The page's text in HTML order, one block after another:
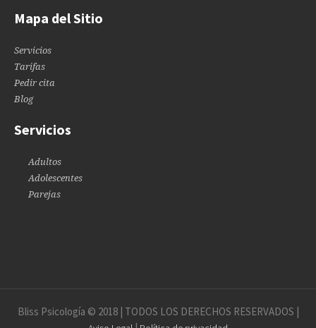
Mapa del Sitio
Servicios
Tarifas
Pedir cita
Blog
Servicios
Adultos
Adolescentes
Parejas
Bliss Psicología © 2018 | TODOS LOS DERECHOS RESERVADOS |